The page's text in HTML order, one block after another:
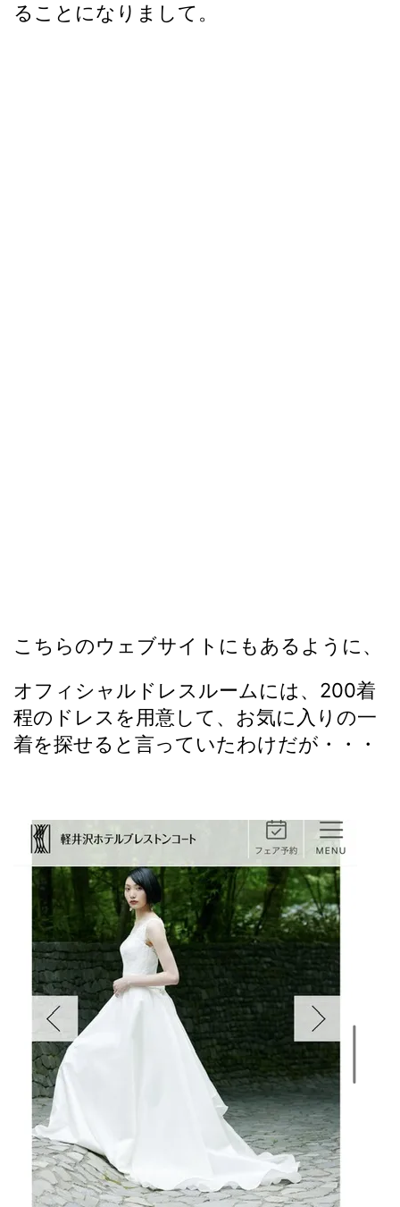
ることになりまして。
こちらのウェブサイトにもあるように、
オフィシャルドレスルームには、200着
程のドレスを用意して、お気に入りの一
着を探せると言っていたわけだが・・・